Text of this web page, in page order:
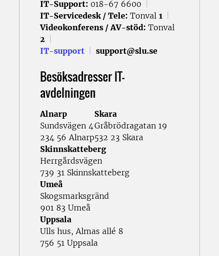
IT-Support: 018-67 6600
IT-Servicedesk / Tele: Tonval 1
Videokonferens / AV-stöd: Tonval
2
IT-support
support@slu.se
Besöksadresser IT-
avdelningen
Alnarp
Sundsvägen 4
234 56 Alnarp
Skara
Gråbrödragatan 19
532 23 Skara
Skinnskatteberg
Herrgårdsvägen
739 31 Skinnskatteberg
Umeå
Skogsmarksgränd
901 83 Umeå
Uppsala
Ulls hus, Almas allé 8
756 51 Uppsala